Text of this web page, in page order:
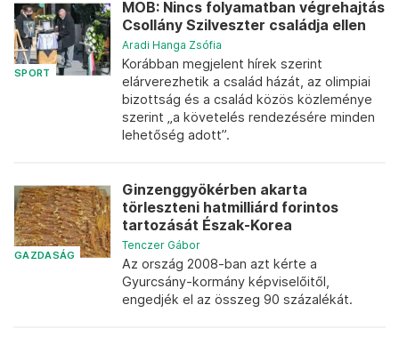
SPORT
MOB: Nincs folyamatban végrehajtás
Csollány Szilveszter családja ellen
Aradi Hanga Zsófia
Korábban megjelent hírek szerint
elárverezhetik a család házát, az olimpiai
bizottság és a család közös közleménye
szerint „a követelés rendezésére minden
lehetőség adott”.
GAZDASÁG
Ginzenggyökérben akarta
törleszteni hatmilliárd forintos
tartozását Észak-Korea
Tenczer Gábor
Az ország 2008-ban azt kérte a
Gyurcsány-kormány képviselőitől,
engedjék el az összeg 90 százalékát.